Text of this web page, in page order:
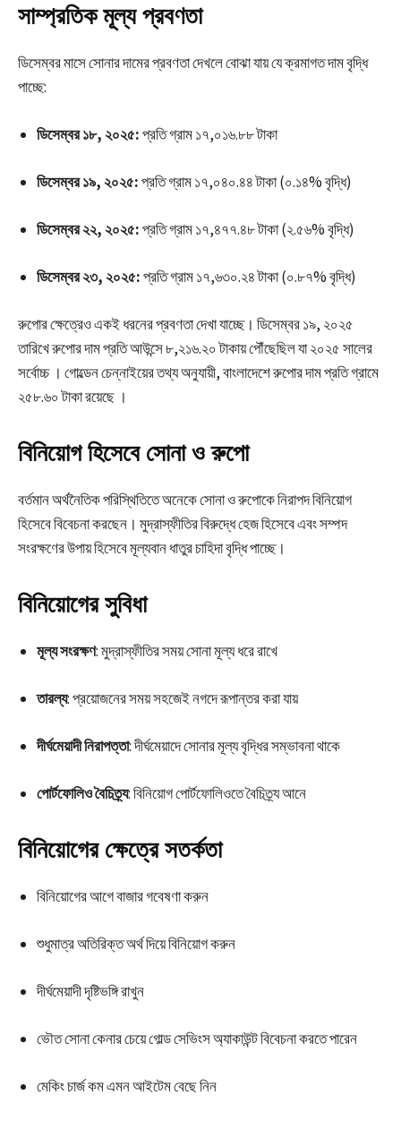
সাম্প্রতিক মূল্য প্রবণতা
ডিসেম্বর মাসে সোনার দামের প্রবণতা দেখলে বোঝা যায় যে ক্রমাগত দাম বৃদ্ধি
পাচ্ছে:
ডিসেম্বর ১৮, ২০২৫:প্রতি গ্রাম ১৭,০১৬.৮৮ টাকা
ডিসেম্বর ১৯, ২০২৫:প্রতি গ্রাম ১৭,০৪০.৪৪ টাকা (০.১৪% বৃদ্ধি)
ডিসেম্বর ২২, ২০২৫:প্রতি গ্রাম ১৭,৪৭৭.৪৮ টাকা (২.৫৬% বৃদ্ধি)
ডিসেম্বর ২৩, ২০২৫:প্রতি গ্রাম ১৭,৬৩০.২৪ টাকা (০.৮৭% বৃদ্ধি)
রুপোর ক্ষেত্রেও একই ধরনের প্রবণতা দেখা যাচ্ছে। ডিসেম্বর ১৯, ২০২৫
তারিখে রুপোর দাম প্রতি আউন্সে ৮,২১৬.২০ টাকায় পৌঁছেছিল যা ২০২৫ সালের
সর্বোচ্চ । গোল্ডেন চেন্নাইয়ের তথ্য অনুযায়ী, বাংলাদেশে রুপোর দাম প্রতি গ্রামে
২৫৮.৬০ টাকা রয়েছে ।
বিনিয়োগ হিসেবে সোনা ও রুপো
বর্তমান অর্থনৈতিক পরিস্থিতিতে অনেকে সোনা ও রুপোকে নিরাপদ বিনিয়োগ
হিসেবে বিবেচনা করছেন। মুদ্রাস্ফীতির বিরুদ্ধে হেজ হিসেবে এবং সম্পদ
সংরক্ষণের উপায় হিসেবে মূল্যবান ধাতুর চাহিদা বৃদ্ধি পাচ্ছে।
বিনিয়োগের সুবিধা
মূল্য সংরক্ষণ: মুদ্রাস্ফীতির সময় সোনা মূল্য ধরে রাখে
তারল্য: প্রয়োজনের সময় সহজেই নগদে রূপান্তর করা যায়
দীর্ঘমেয়াদী নিরাপত্তা: দীর্ঘমেয়াদে সোনার মূল্য বৃদ্ধির সম্ভাবনা থাকে
পোর্টফোলিও বৈচিত্র্য: বিনিয়োগ পোর্টফোলিওতে বৈচিত্র্য আনে
বিনিয়োগের ক্ষেত্রে সতর্কতা
বিনিয়োগের আগে বাজার গবেষণা করুন
শুধুমাত্র অতিরিক্ত অর্থ দিয়ে বিনিয়োগ করুন
দীর্ঘমেয়াদী দৃষ্টিভঙ্গি রাখুন
ভৌত সোনা কেনার চেয়ে গোল্ড সেভিংস অ্যাকাউন্ট বিবেচনা করতে পারেন
মেকিং চার্জ কম এমন আইটেম বেছে নিন